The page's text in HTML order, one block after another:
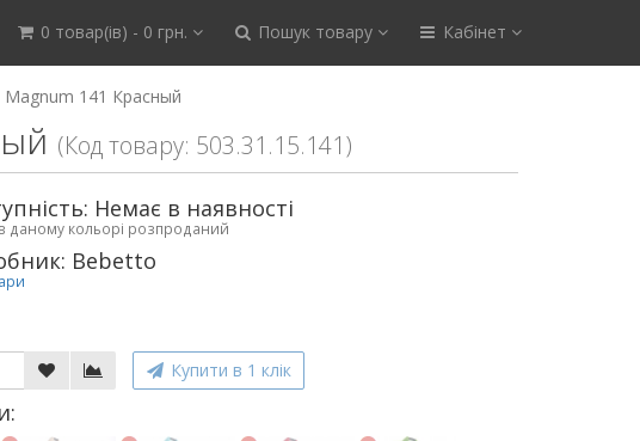
0 товар(ів) - 0 грн. Пошук товару Кабінет
141 Красный
(Код товару: 503.31.15.141)
Немає в наявності
даному кольорі розпроданий
Bebetto
Купити в 1 клік